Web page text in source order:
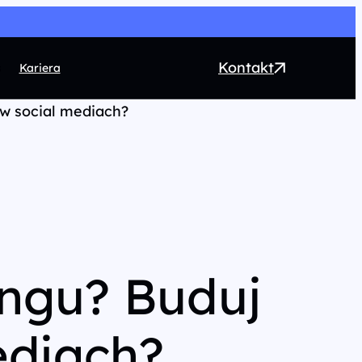
Kariera Kontakt
social mediach?
Buduj